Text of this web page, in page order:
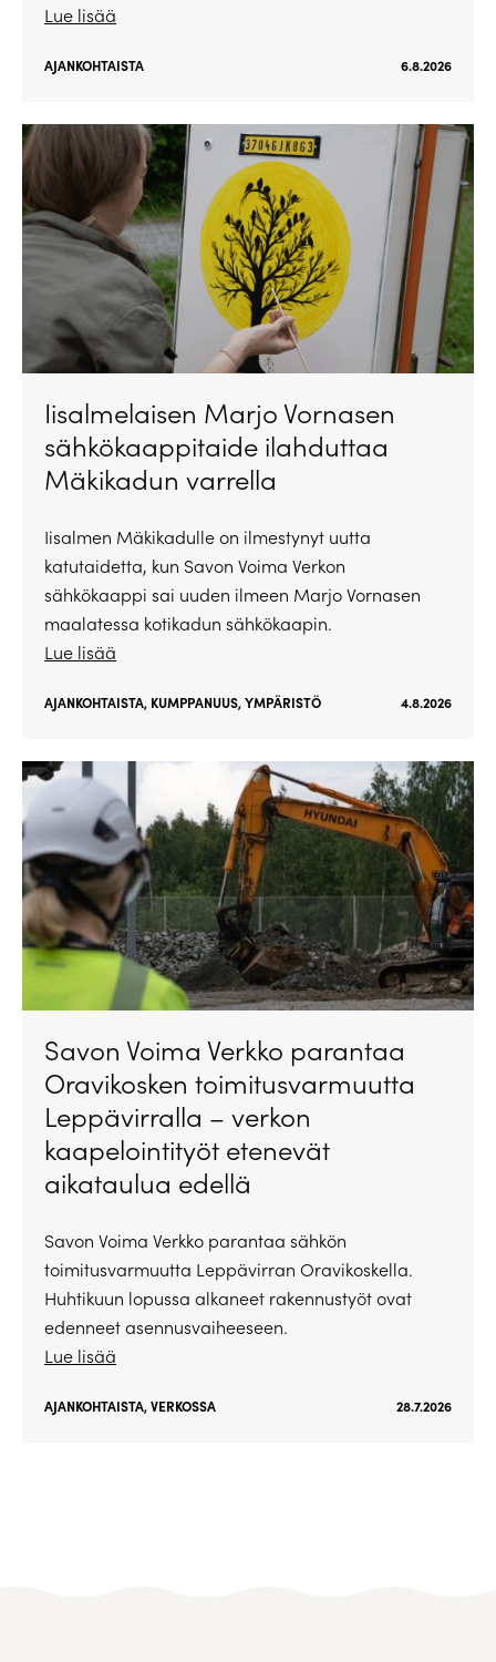
Lue lisää
AJANKOHTAISTA 6.8.2026
Iisalmelaisen Marjo Vornasen
sähkökaappitaide ilahduttaa
Mäkikadun varrella
Iisalmen Mäkikadulle on ilmestynyt uutta
katutaidetta, kun Savon Voima Verkon
sähkökaappi sai uuden ilmeen Marjo Vornasen
maalatessa kotikadun sähkökaapin.
Lue lisää
AJANKOHTAISTA, KUMPPANUUS,YMPÄRISTÖ 4.8.2026
Savon Voima Verkko parantaa
Oravikosken toimitusvarmuutta
Leppävirralla – verkon
kaapelointityöt etenevät
aikataulua edellä
Savon Voima Verkko parantaa sähkön
toimitusvarmuutta Leppävirran Oravikoskella.
Huhtikuun lopussa alkaneet rakennustyöt ovat
edenneet asennusvaiheeseen.
Lue lisää
AJANKOHTAISTA,VERKOSSA 28.7.2026